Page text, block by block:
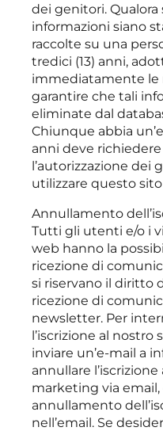
dei genitori.
informazioni siano
raccolte su una
tredici (13) anni,
immediatamente le
garantire che tali
eliminate dal
Chiunque abbia
anni deve
l’autorizzazione dei
utilizzare questo
Annullamento
Tutti gli utenti e/o i
web hanno la
ricezione di
si riservano il diritto
ricezione di
newsletter. Per
l’iscrizione al nostro
inviare un’e-mail a
annullare
marketing via email,
annullamento
nell’email. Se